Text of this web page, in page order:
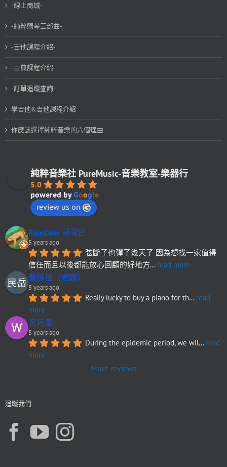
-線上商城-
-純粹購琴三部曲-
-吉他課程介紹-
-古典課程介紹-
-訂單追蹤查詢-
學吉他&吉他課程介紹
你應該選擇純粹音樂的六個理由
純粹音樂社 PureMusic-音樂教室-樂器行
5.0
powered byGoogle
review us on
RainDeer 국국안
5 years ago
弦斷了也彈了幾天了 因為想找一家值得
信任而且以後都能放心回顧的好地方... read more
黃民岳（老頭）
5 years ago
Really lucky to buy a piano for th... read
more
呂宛柔
5 years ago
During the epidemic period, we wil... read
more
More reviews
追蹤我們